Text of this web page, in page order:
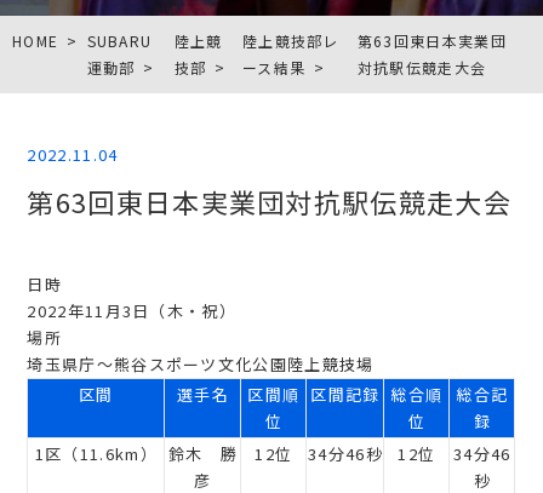
HOME
SUBARU
運動部
陸上競
技部
陸上競技部レ
ース結果
第63回東日本実業団
対抗駅伝競走大会
2022.11.04
第63回東日本実業団対抗駅伝競走大会
日時
2022年11月3日（木・祝）
場所
埼玉県庁～熊谷スポーツ文化公園陸上競技場
区間
選手名
区間順
位
区間記録 総合順
位
総合記
録
1区（11.6km）
鈴木 勝
彦
12位 34分46秒 12位
34分46
秒